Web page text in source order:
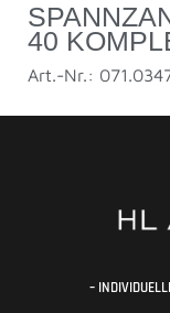
40
Art.-Nr.:
–